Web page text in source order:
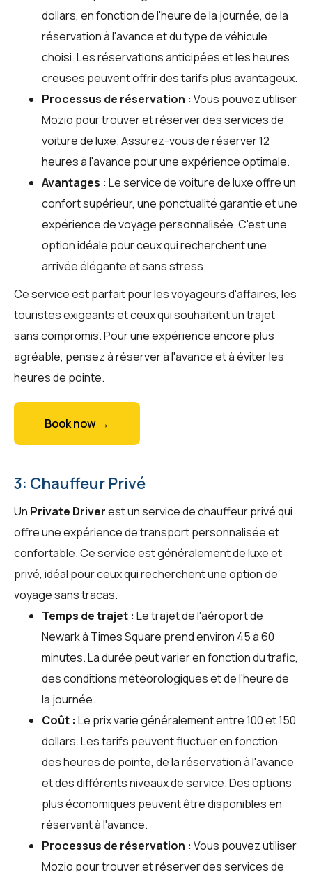
dollars, en fonction de l'heure de la journée, de la
réservation à l'avance et du type de véhicule
choisi. Les réservations anticipées et les heures
creuses peuvent offrir des tarifs plus avantageux.
Processus de réservation : Vous pouvez utiliser
Mozio pour trouver et réserver des services de
voiture de luxe. Assurez-vous de réserver 12
heures à l'avance pour une expérience optimale.
Avantages : Le service de voiture de luxe offre un
confort supérieur, une ponctualité garantie et une
expérience de voyage personnalisée. C'est une
option idéale pour ceux qui recherchent une
arrivée élégante et sans stress.
Ce service est parfait pour les voyageurs d'affaires, les
touristes exigeants et ceux qui souhaitent un trajet
sans compromis. Pour une expérience encore plus
agréable, pensez à réserver à l'avance et à éviter les
heures de pointe.
Book now →
3: Chauffeur Privé
Un Private Driverest un service de chauffeur privé qui
offre une expérience de transport personnalisée et
confortable. Ce service est généralement de luxe et
privé, idéal pour ceux qui recherchent une option de
voyage sans tracas.
Temps de trajet : Le trajet de l'aéroport de
Newark à Times Square prend environ 45 à 60
minutes. La durée peut varier en fonction du trafic,
des conditions météorologiques et de l'heure de
la journée.
Coût : Le prix varie généralement entre 100 et 150
dollars. Les tarifs peuvent fluctuer en fonction
des heures de pointe, de la réservation à l'avance
et des différents niveaux de service. Des options
plus économiques peuvent être disponibles en
réservant à l'avance.
Processus de réservation : Vous pouvez utiliser
Mozio pour trouver et réserver des services de